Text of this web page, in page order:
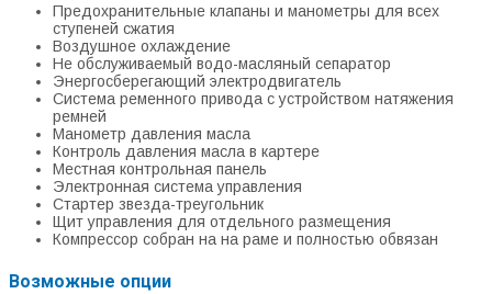
Предохранительные клапаны и манометры для всех
ступеней сжатия
Воздушное охлаждение
Не обслуживаемый водо-масляный сепаратор
Энергосберегающий электродвигатель
Система ременного привода с устройством натяжения
ремней
Манометр давления масла
Контроль давления масла в картере
Местная контрольная панель
Электронная система управления
Стартер звезда-треугольник
Щит управления для отдельного размещения
Компрессор собран на на раме и полностью обвязан
Возможные опции